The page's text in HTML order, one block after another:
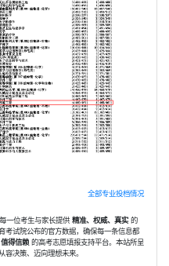
全部专业投档情况
一位考生与家长提供 精准、权威、真实的
考试院公布的官方数据，确保每一条信息都
得信赖 的高考志愿填报支持平台。本站所呈
决策、迈向理想未来。